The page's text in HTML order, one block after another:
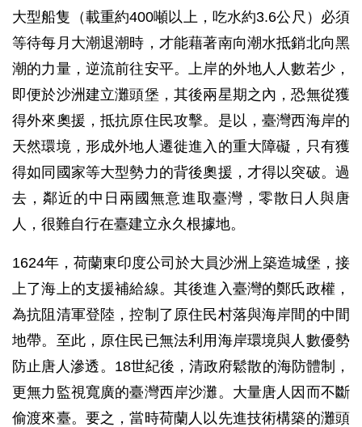
大型船隻（載重約400噸以上，吃水約3.6公尺）必須
等待每月大潮退潮時，才能藉著南向潮水抵銷北向黑
潮的力量，逆流前往安平。上岸的外地人人數若少，
即便於沙洲建立灘頭堡，其後兩星期之內，恐無從獲
得外來奧援，抵抗原住民攻擊。是以，臺灣西海岸的
天然環境，形成外地人遷徙進入的重大障礙，只有獲
得如同國家等大型勢力的背後奧援，才得以突破。過
去，鄰近的中日兩國無意進取臺灣，零散日人與唐
人，很難自行在臺建立永久根據地。
1624年，荷蘭東印度公司於大員沙洲上築造城堡，接
上了海上的支援補給線。其後進入臺灣的鄭氏政權，
為抗阻清軍登陸，控制了原住民村落與海岸間的中間
地帶。至此，原住民已無法利用海岸環境與人數優勢
防止唐人滲透。18世紀後，清政府鬆散的海防體制，
更無力監視寬廣的臺灣西岸沙灘。大量唐人因而不斷
偷渡來臺。要之，當時荷蘭人以先進技術構築的灘頭